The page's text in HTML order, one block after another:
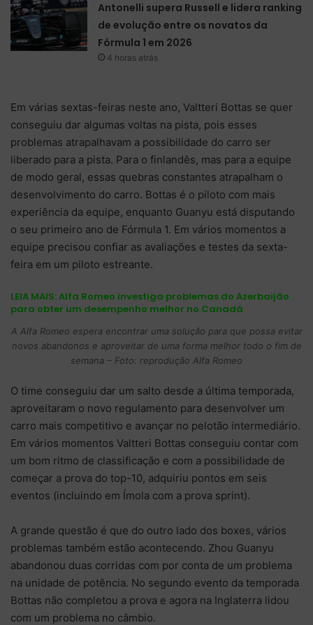
Antonelli supera Russell e lidera ranking
de evolução entre os novatos da
Fórmula 1 em 2026
4 horas atrás
Em várias sextas-feiras neste ano, Valtteri Bottas se quer
conseguiu dar algumas voltas na pista, pois esses
problemas atrapalhavam a possibilidade do carro ser
liberado para a pista. Para o finlandês, mas para a equipe
de modo geral, essas quebras constantes atrapalham o
desenvolvimento do carro. Bottas é o piloto com mais
experiência da equipe, enquanto Guanyu está disputando
o seu primeiro ano de Fórmula 1. Em vários momentos a
equipe precisou confiar as avaliações e testes da sexta-
feira em um piloto estreante.
LEIA MAIS:Alfa Romeo investiga problemas do Azerbaijão
para obter um desempenho melhor no Canadá
A Alfa Romeo espera encontrar uma solução para que possa evitar
novos abandonos e aproveitar de uma forma melhor todo o fim de
semana – Foto: reprodução Alfa Romeo
O time conseguiu dar um salto desde a última temporada,
aproveitaram o novo regulamento para desenvolver um
carro mais competitivo e avançar no pelotão intermediário.
Em vários momentos Valtteri Bottas conseguiu contar com
um bom ritmo de classificação e com a possibilidade de
começar a prova do top-10, adquiriu pontos em seis
eventos (incluindo em Ímola com a prova sprint).
A grande questão é que do outro lado dos boxes, vários
problemas também estão acontecendo. Zhou Guanyu
abandonou duas corridas com por conta de um problema
na unidade de potência. No segundo evento da temporada
Bottas não completou a prova e agora na Inglaterra lidou
com um problema no câmbio.